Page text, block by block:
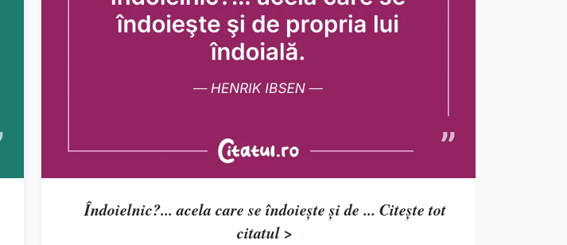
Îndoielnic?... acela care se îndoieşte şi de ... Citește tot
citatul >